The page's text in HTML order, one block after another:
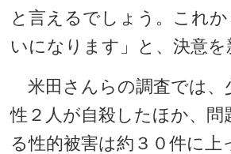
と言えるでしょう。これ
いになります」と、決意を
米田さんらの調査では、
性２人が自殺したほか、問
る性的被害は約３０件に上